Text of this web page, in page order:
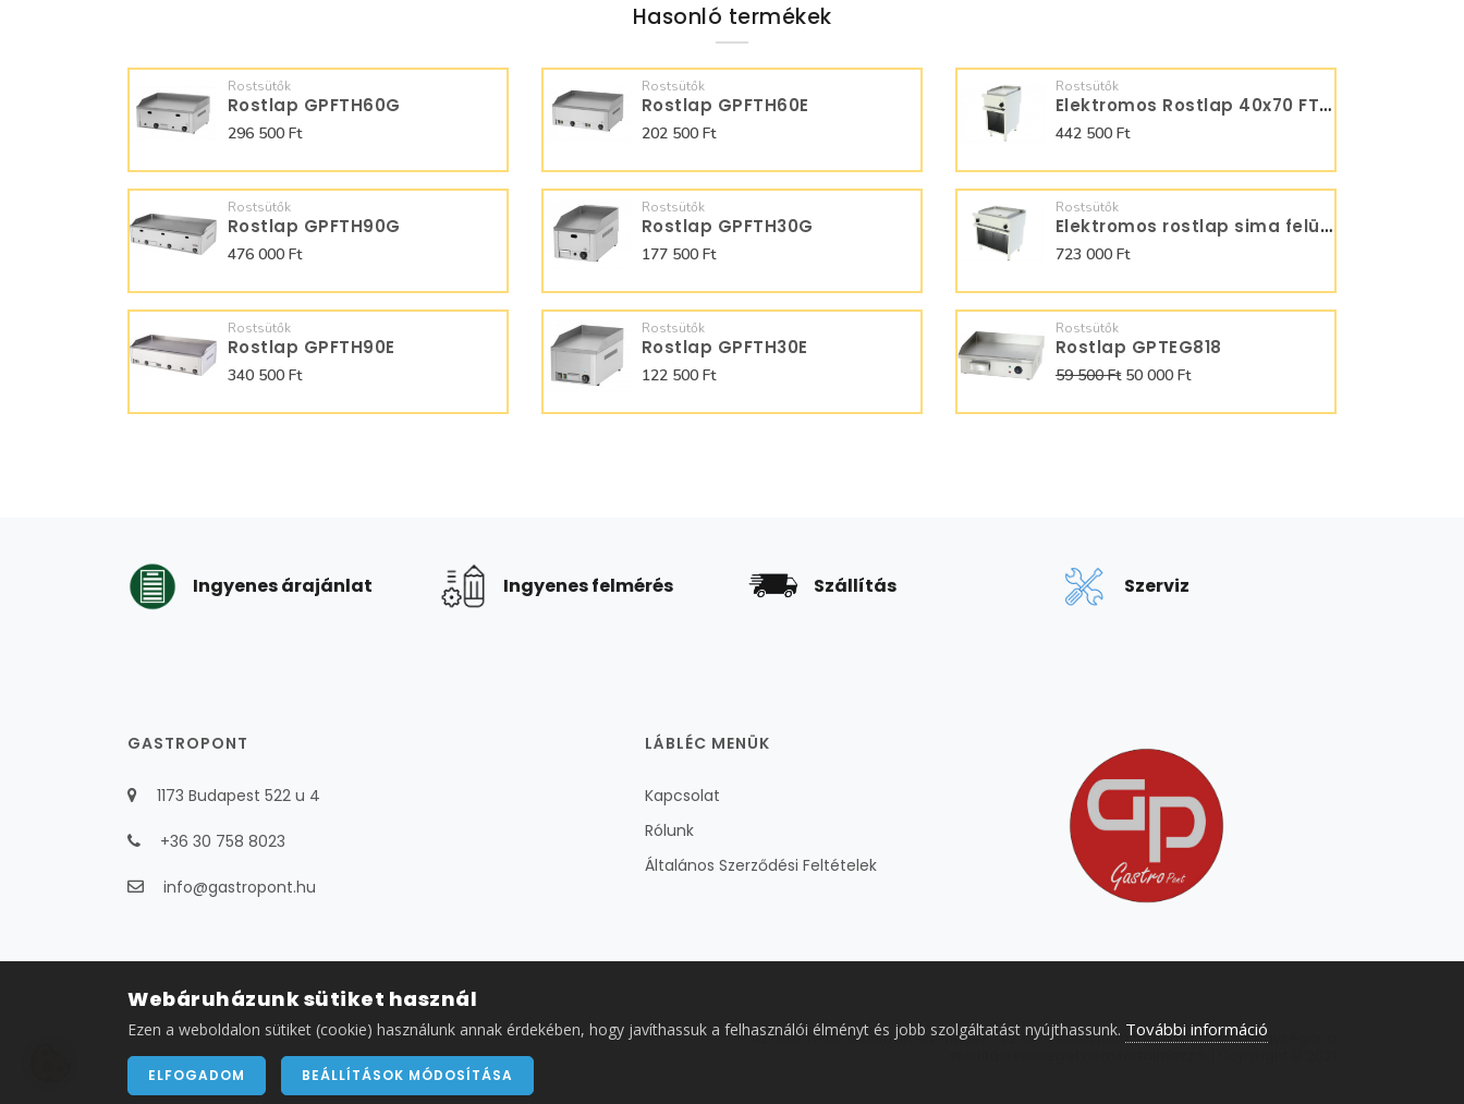
Webáruházunk sütiket használ
Ezen a weboldalon sütiket (cookie) használunk annak érdekében, hogy javíthassuk a felhasználói élményt és jobb szolgáltatást nyújthassunk. További információ
ELFOGADOM BEÁLLÍTÁSOK MÓDOSÍTÁSA
Hasonló termékek
Rostsütők
Rostlap GPFTH60G
296 500 Ft
Rostsütők
Rostlap GPFTH60E
202 500 Ft
Rostsütők
Elektromos Rostlap 40x70 FTE7M40FLN
442 500 Ft
Rostsütők
Rostlap GPFTH90G
476 000 Ft
Rostsütők
Rostlap GPFTH30G
177 500 Ft
Rostsütők
Elektromos rostlap sima felülettel FTE7M80FLN
723 000 Ft
Rostsütők
Rostlap GPFTH90E
340 500 Ft
Rostsütők
Rostlap GPFTH30E
122 500 Ft
Rostsütők
Rostlap GPTEG818
59 500 Ft50 000 Ft
Ingyenes árajánlat Ingyenes felmérés Szállítás Szerviz
GASTROPONT
1173 Budapest 522 u 4
+36 30 758 8023
info@gastropont.hu
LÁBLÉC MENÜK
Kapcsolat
Rólunk
Általános Szerződési Feltételek
Az árak nettó forintban értendőek, a 27%-os áfát nem tartalmazzák. Az egységár a